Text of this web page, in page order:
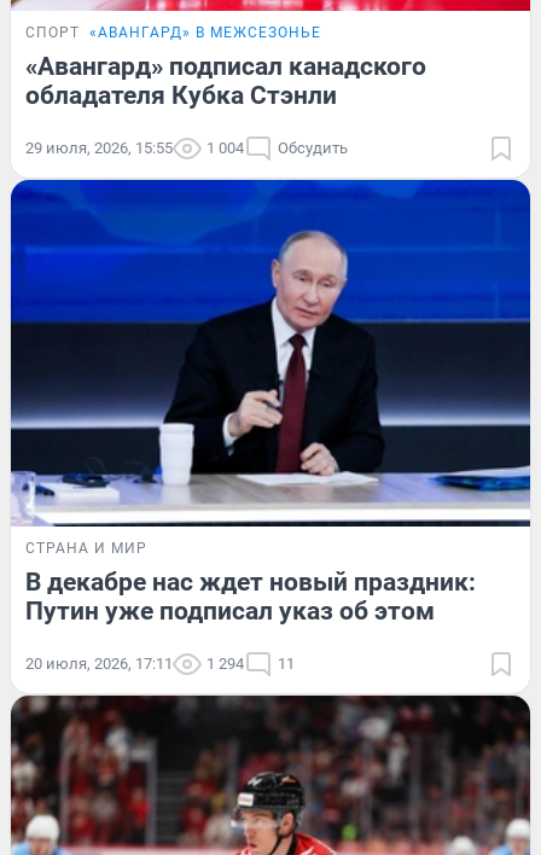
СПОРТ «АВАНГАРД» В МЕЖСЕЗОНЬЕ
«Авангард» подписал канадского
обладателя Кубка Стэнли
29 июля, 2026, 15:55 1 004 Обсудить
СТРАНА И МИР
В декабре нас ждет новый праздник:
Путин уже подписал указ об этом
20 июля, 2026, 17:11 1 294 11